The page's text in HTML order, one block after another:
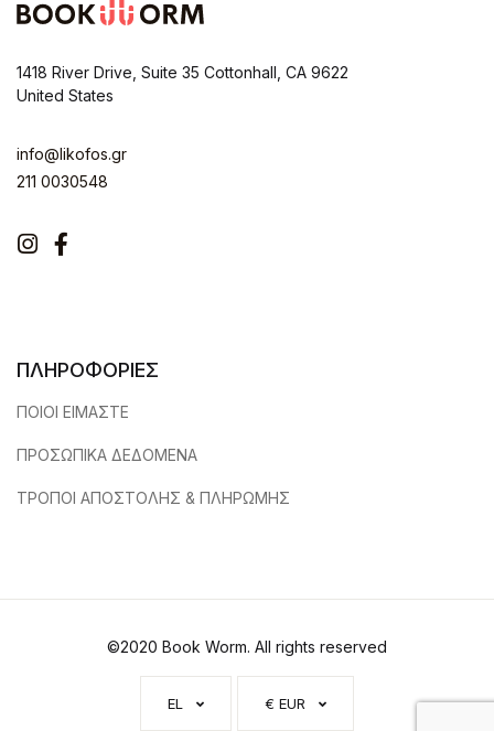
1418 River Drive, Suite 35 Cottonhall, CA 9622
United States
info@likofos.gr
211 0030548
Instagram
Facebook
ΠΛΗΡΟΦΟΡΙΕΣ
ΠΟΙΟΙ ΕΙΜΑΣΤΕ
ΠΡΟΣΩΠΙΚΑ ΔΕΔΟΜΕΝΑ
ΤΡΟΠΟΙ ΑΠΟΣΤΟΛΗΣ & ΠΛΗΡΩΜΗΣ
©2020 Book Worm. All rights reserved
EL € EUR